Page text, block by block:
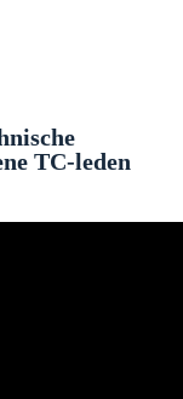
TC-leden